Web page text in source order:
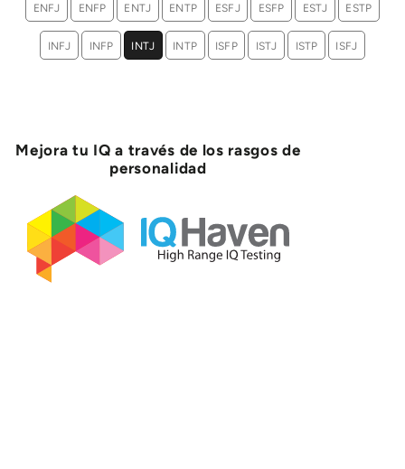
ENFJ ENFP ENTJ ENTP ESFJ ESFP ESTJ ESTP
INFJ INFP INTJ INTP ISFP ISTJ ISTP ISFJ
Mejora tu IQ a través de los rasgos de
personalidad